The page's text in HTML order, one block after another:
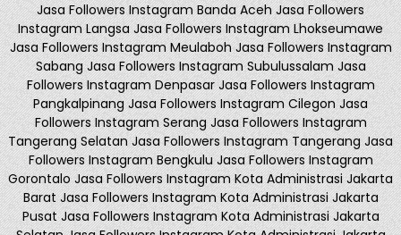
Jasa Followers Instagram Banda Aceh Jasa Followers
Instagram Langsa Jasa Followers Instagram Lhokseumawe
Jasa Followers Instagram Meulaboh Jasa Followers Instagram
Sabang Jasa Followers Instagram Subulussalam Jasa
Followers Instagram Denpasar Jasa Followers Instagram
Pangkalpinang Jasa Followers Instagram Cilegon Jasa
Followers Instagram Serang Jasa Followers Instagram
Tangerang Selatan Jasa Followers Instagram Tangerang Jasa
Followers Instagram Bengkulu Jasa Followers Instagram
Gorontalo Jasa Followers Instagram Kota Administrasi Jakarta
Barat Jasa Followers Instagram Kota Administrasi Jakarta
Pusat Jasa Followers Instagram Kota Administrasi Jakarta